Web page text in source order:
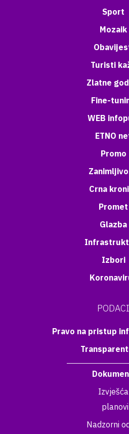
Sport
Mozaik
Turisti
Zlatne
Fine-
WEB
ETNO
Promo
Crna
Promet
Glazba
Izbori
PODACI
Pravo na pristup
planovi
Nadzorni